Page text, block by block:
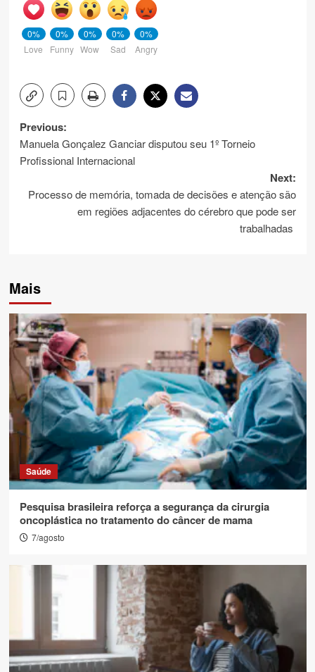
0%
Love
0%
Funny
0%
Wow
0%
Sad
0%
Angry
Post
navigation
Previous:
Manuela Gonçalez Ganciar disputou seu 1º Torneio
Profissional Internacional
Next:
Processo de memória, tomada de decisões e atenção são
em regiões adjacentes do cérebro que pode ser
trabalhadas
Mais
Saúde
Pesquisa brasileira reforça a segurança da cirurgia
oncoplástica no tratamento do câncer de mama
7/agosto